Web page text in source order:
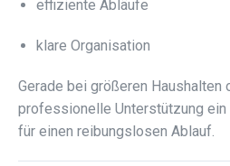
effiziente Abläufe
klare Organisation
Gerade bei größeren Haushalten
professionelle Unterstützung
für einen reibungslosen Ablauf.